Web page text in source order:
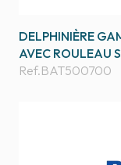
DELPHINIÈRE
AVEC ROULEAU
Ref.BAT500700